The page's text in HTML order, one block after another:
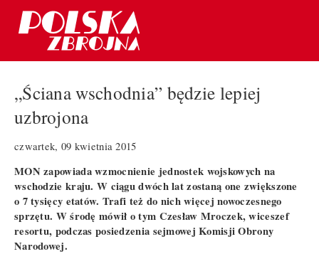
„Ściana wschodnia” będzie lepiej
uzbrojona
czwartek, 09 kwietnia 2015
MON zapowiada wzmocnienie jednostek wojskowych na
wschodzie kraju. W ciągu dwóch lat zostaną one zwiększone
o 7 tysięcy etatów. Trafi też do nich więcej nowoczesnego
sprzętu. W środę mówił o tym Czesław Mroczek, wiceszef
resortu, podczas posiedzenia sejmowej Komisji Obrony
Narodowej.